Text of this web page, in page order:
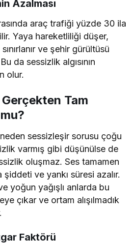
Azalması
araç trafiği yüzde 30 ila
Yaya hareketliliği düşer,
ve şehir gürültüsü
da sessizlik algısının
olur.
Tam
sessizleşir sorusu çoğu
varmış gibi düşünülse de
oluşmaz. Ses tamamen
ve yankı süresi azalır.
yoğun yağışlı anlarda bu
çıkar ve ortam alışılmadık
Faktörü